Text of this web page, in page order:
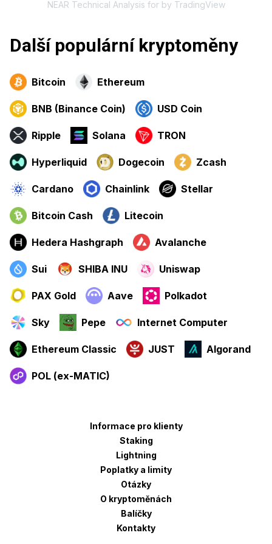
NEAR Technical Analysis for by TradingView
Další populární kryptoměny
Bitcoin Ethereum
BNB (Binance Coin) USD Coin
Ripple Solana TRON
Hyperliquid Dogecoin Zcash
Cardano Chainlink Stellar
Bitcoin Cash Litecoin
Hedera Hashgraph Avalanche
Sui SHIBA INU Uniswap
PAX Gold Aave Polkadot
Sky Pepe Internet Computer
Ethereum Classic JUST Algorand
POL (ex-MATIC)
Informace pro klienty
Staking
Lightning
Poplatky a limity
Otázky
O kryptoměnách
Balíčky
Kontakty